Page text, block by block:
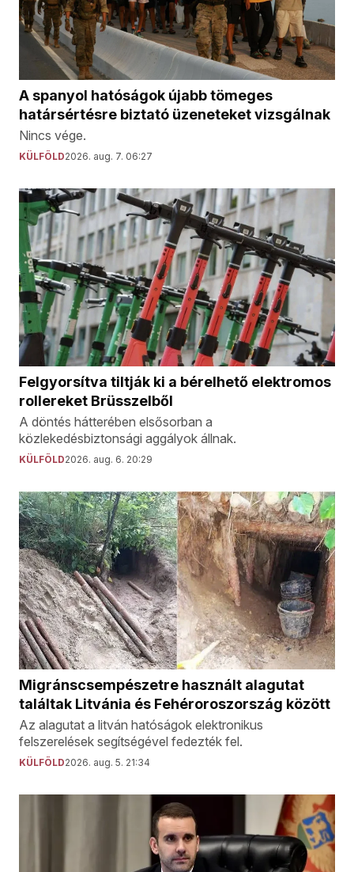
A spanyol hatóságok újabb tömeges
határsértésre biztató üzeneteket vizsgálnak
Nincs vége.
KÜLFÖLD2026. aug. 7. 06:27
Felgyorsítva tiltják ki a bérelhető elektromos
rollereket Brüsszelből
A döntés hátterében elsősorban a
közlekedésbiztonsági aggályok állnak.
KÜLFÖLD2026. aug. 6. 20:29
Migránscsempészetre használt alagutat
találtak Litvánia és Fehéroroszország között
Az alagutat a litván hatóságok elektronikus
felszerelések segítségével fedezték fel.
KÜLFÖLD2026. aug. 5. 21:34